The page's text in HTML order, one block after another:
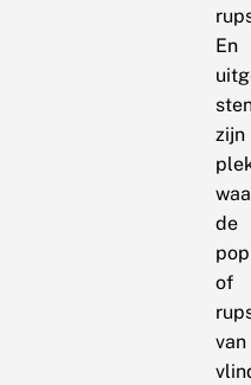
En
zijn
de
of
van